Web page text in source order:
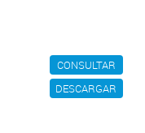
CONSULTAR
DESCARGAR